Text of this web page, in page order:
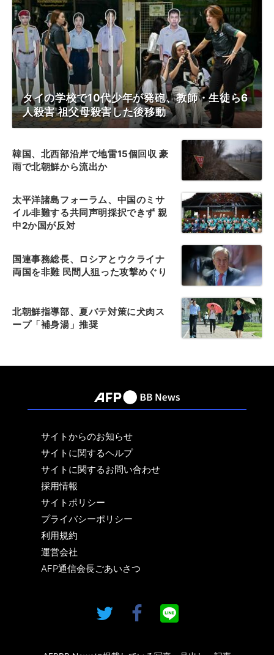
タイの学校で10代少年が発砲、教師・生徒ら6
人殺害 祖父母殺害した後移動
韓国、北西部沿岸で地雷15個回収 豪
雨で北朝鮮から流出か
太平洋諸島フォーラム、中国のミサ
イル非難する共同声明採択できず 親
中2か国が反対
国連事務総長、ロシアとウクライナ
両国を非難 民間人狙った攻撃めぐり
北朝鮮指導部、夏バテ対策に犬肉ス
ープ「補身湯」推奨
サイトからのお知らせ
サイトに関するヘルプ
サイトに関するお問い合わせ
採用情報
サイトポリシー
プライバシーポリシー
利用規約
運営会社
AFP通信会長ごあいさつ